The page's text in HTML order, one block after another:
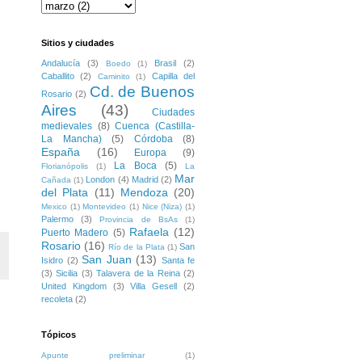
Sitios y ciudades
Andalucía (3) Boedo (1) Brasil
(2)
Caballito
(2) Caminito (1)
Capilla del
Rosario (2) Cd. de Buenos
Aires
(43)
Ciudades
medievales (8) Cuenca (Castilla-
La Mancha)
(5) Córdoba (8)
España (16) Europa (9)
Florianópolis (1) La Boca (5)
La
Cañada (1) London (4) Madrid (2) Mar
del Plata (11) Mendoza (20)
Mexico (1) Montevideo (1) Nice (Niza) (1)
Palermo (3) Provincia de BsAs (1)
Puerto Madero (5) Rafaela (12)
Rosario (16) Río de la Plata (1) San
Isidro (2) San Juan (13) Santa fe
(3) Sicilia (3) Talavera de la Reina (2)
United Kingdom
(3) Villa Gesell
(2)
recoleta (2)
Tópicos
Apunte preliminar (1)